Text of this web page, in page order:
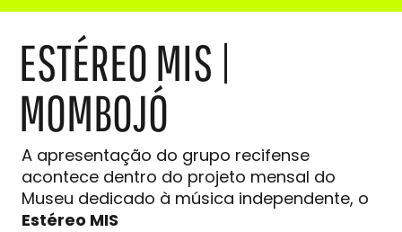
ESTÉREO MIS |
MOMBOJÓ
A apresentação do grupo recifense
acontece dentro do projeto mensal do
Museu dedicado à música independente, o
Estéreo MIS